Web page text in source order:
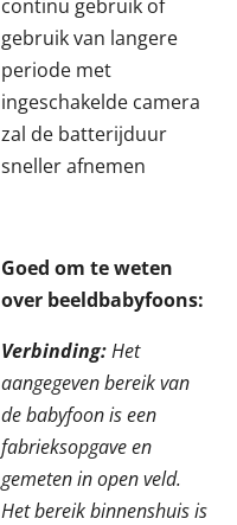
continu gebruik of
gebruik van langere
periode met
ingeschakelde camera
zal de batterijduur
sneller afnemen
Goed om te weten
over beeldbabyfoons:
Verbinding:Het
aangegeven bereik van
de babyfoon is een
fabrieksopgave en
gemeten in open veld.
Het bereik binnenshuis is